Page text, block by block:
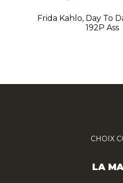
Frida Kahlo, Day To
192P Ass
CHOIX
LA